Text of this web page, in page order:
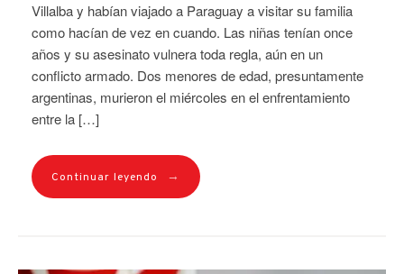
Villalba y habían viajado a Paraguay a visitar su familia
como hacían de vez en cuando. Las niñas tenían once
años y su asesinato vulnera toda regla, aún en un
conflicto armado. Dos menores de edad, presuntamente
argentinas, murieron el miércoles en el enfrentamiento
entre la […]
Continuar leyendo →